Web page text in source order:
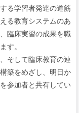
る学習者発達の道筋
る教育システムのあ
臨床実習の成果を職
す。
そして臨床教育の連
築をめざし、明日か
参加者と共有してい